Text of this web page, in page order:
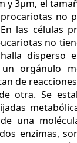
y 3µm, el
no
En las células
no
disperso
orgánulo
de
otra. Se
una
enzimas,